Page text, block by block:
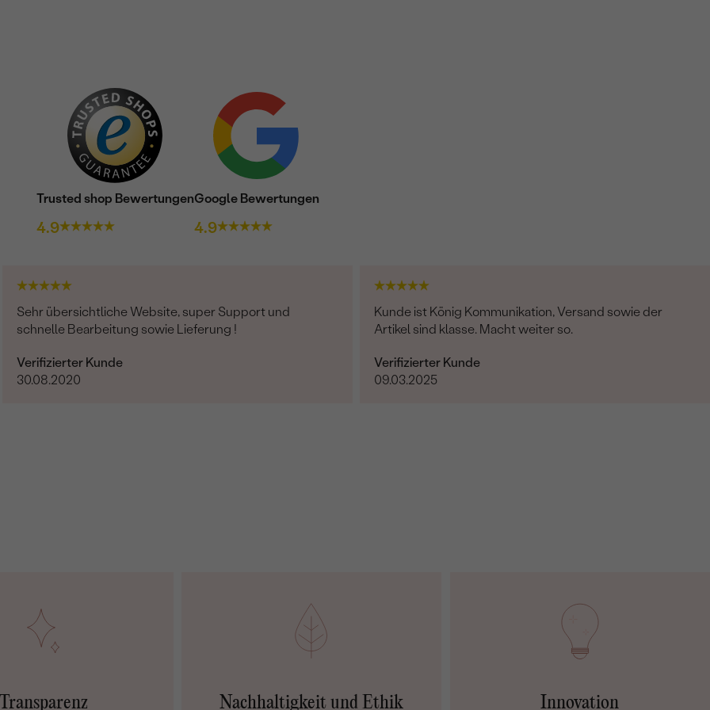
Trusted shop Bewertungen
4.9
Google Bewertungen
4.9
Sehr übersichtliche Website, super Support und
schnelle Bearbeitung sowie Lieferung !
Verifizierter Kunde
30.08.2020
Kunde ist König Kommunikation, Versand sowie der
Artikel sind klasse. Macht weiter so.
Verifizierter Kunde
09.03.2025
Transparenz Nachhaltigkeit und Ethik Innovation